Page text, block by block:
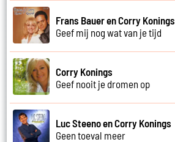
Frans Bauer en Corry Konings
Geef mij nog wat van je tijd
Corry Konings
Geef nooit je dromen op
Luc Steeno en Corry Konings
Geen toeval meer